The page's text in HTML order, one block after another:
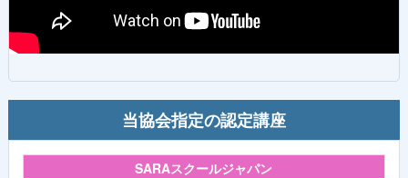
当協会指定の認定講座
SARAスクールジャパン